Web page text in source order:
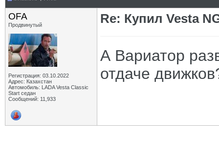
OFA
Продвинутый
Регистрация: 03.10.2022
Адрес: Казахстан
Автомобиль: LADA Vesta Classic
Start седан
Сообщений: 11,933
Re: Купил Vesta
А Вариатор
отдаче